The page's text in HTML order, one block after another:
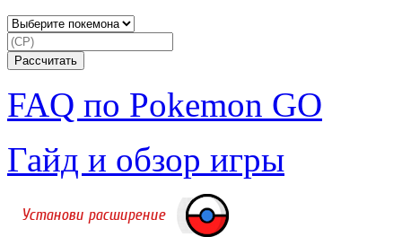
FAQ по Pokemon GO
Гайд и обзор игры